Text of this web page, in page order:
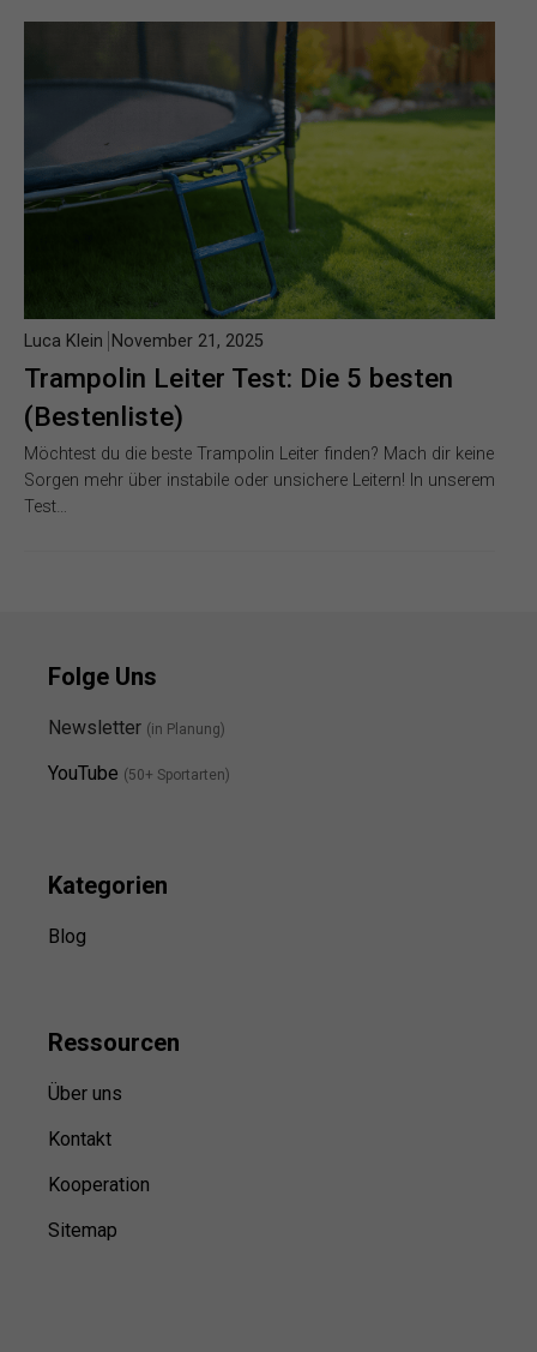
Trampolin Leiter Test: Die 5 besten
(Bestenliste)
Luca Klein November 21, 2025
Möchtest du die beste Trampolin Leiter finden? Mach dir keine
Sorgen mehr über instabile oder unsichere Leitern! In unserem
Test…
Folge Uns
Newsletter (in Planung)
YouTube (50+ Sportarten)
Kategorien
Blog
Ressourcen
Über uns
Kontakt
Kooperation
Sitemap